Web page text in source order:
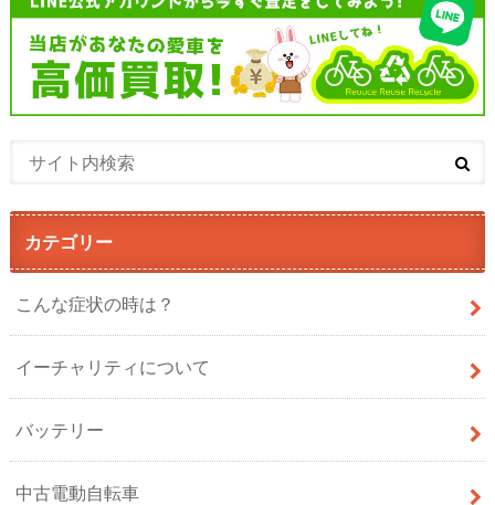
カテゴリー
こんな症状の時は？
イーチャリティについて
バッテリー
中古電動自転車